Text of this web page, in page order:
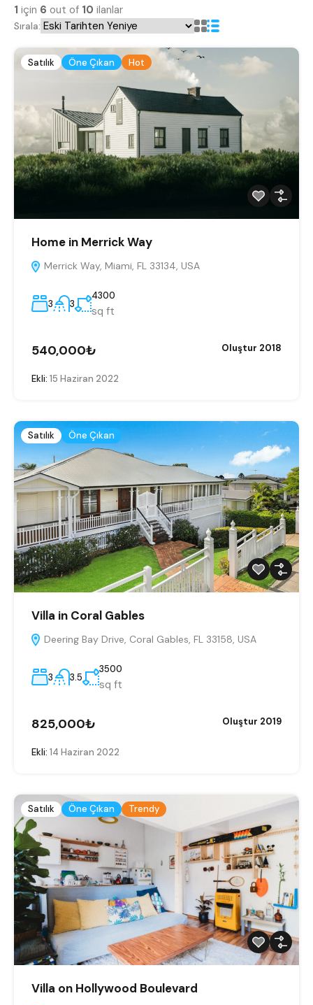
1 için 6 out of 10 ilanlar
Sırala:
Satılık Öne Çıkan Hot
Home in Merrick Way
Merrick Way, Miami, FL 33134, USA
3 3
4300
sq ft
540,000₺ Oluştur 2018
Ekli: 15 Haziran 2022
Satılık Öne Çıkan
Villa in Coral Gables
Deering Bay Drive, Coral Gables, FL 33158, USA
3 3.5
3500
sq ft
825,000₺ Oluştur 2019
Ekli: 14 Haziran 2022
Satılık Öne Çıkan Trendy
Villa on Hollywood Boulevard